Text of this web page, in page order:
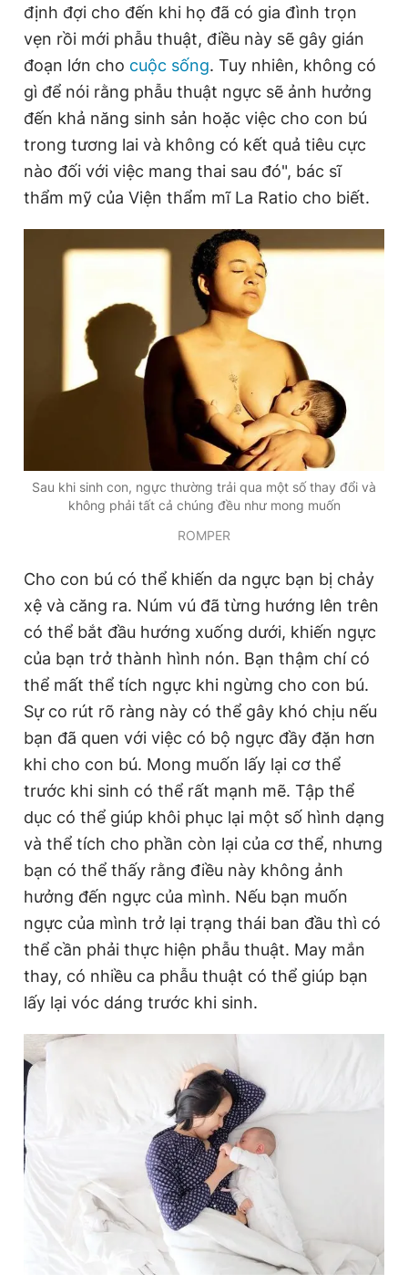
định đợi cho đến khi họ đã có gia đình trọn
vẹn rồi mới phẫu thuật, điều này sẽ gây gián
đoạn lớn cho cuộc sống. Tuy nhiên, không có
gì để nói rằng phẫu thuật ngực sẽ ảnh hưởng
đến khả năng sinh sản hoặc việc cho con bú
trong tương lai và không có kết quả tiêu cực
nào đối với việc mang thai sau đó", bác sĩ
thẩm mỹ của Viện thẩm mĩ La Ratio cho biết.
Sau khi sinh con, ngực thường trải qua một số thay đổi và
không phải tất cả chúng đều như mong muốn
ROMPER
Cho con bú có thể khiến da ngực bạn bị chảy
xệ và căng ra. Núm vú đã từng hướng lên trên
có thể bắt đầu hướng xuống dưới, khiến ngực
của bạn trở thành hình nón. Bạn thậm chí có
thể mất thể tích ngực khi ngừng cho con bú.
Sự co rút rõ ràng này có thể gây khó chịu nếu
bạn đã quen với việc có bộ ngực đầy đặn hơn
khi cho con bú. Mong muốn lấy lại cơ thể
trước khi sinh có thể rất mạnh mẽ. Tập thể
dục có thể giúp khôi phục lại một số hình dạng
và thể tích cho phần còn lại của cơ thể, nhưng
bạn có thể thấy rằng điều này không ảnh
hưởng đến ngực của mình. Nếu bạn muốn
ngực của mình trở lại trạng thái ban đầu thì có
thể cần phải thực hiện phẫu thuật. May mắn
thay, có nhiều ca phẫu thuật có thể giúp bạn
lấy lại vóc dáng trước khi sinh.